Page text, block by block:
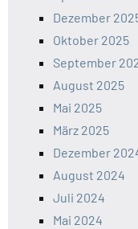
Dezember
Oktober 2025
September
August 2025
Mai 2025
März 2025
Dezember
August 2024
Juli 2024
Mai 2024